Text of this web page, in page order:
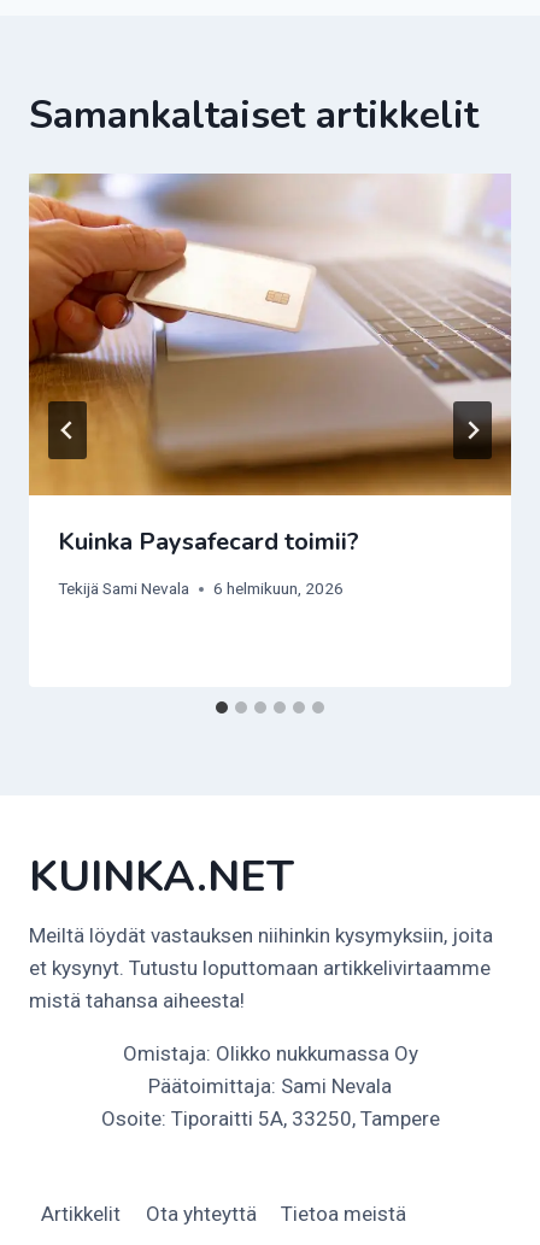
Samankaltaiset artikkelit
Kuinka Paysafecard toimii?
TekijäSami Nevala 6 helmikuun, 2026
KUINKA.NET
Meiltä löydät vastauksen niihinkin kysymyksiin, joita
et kysynyt. Tutustu loputtomaan artikkelivirtaamme
mistä tahansa aiheesta!
Omistaja: Olikko nukkumassa Oy
Päätoimittaja: Sami Nevala
Osoite: Tiporaitti 5A, 33250, Tampere
Artikkelit Ota yhteyttä Tietoa meistä